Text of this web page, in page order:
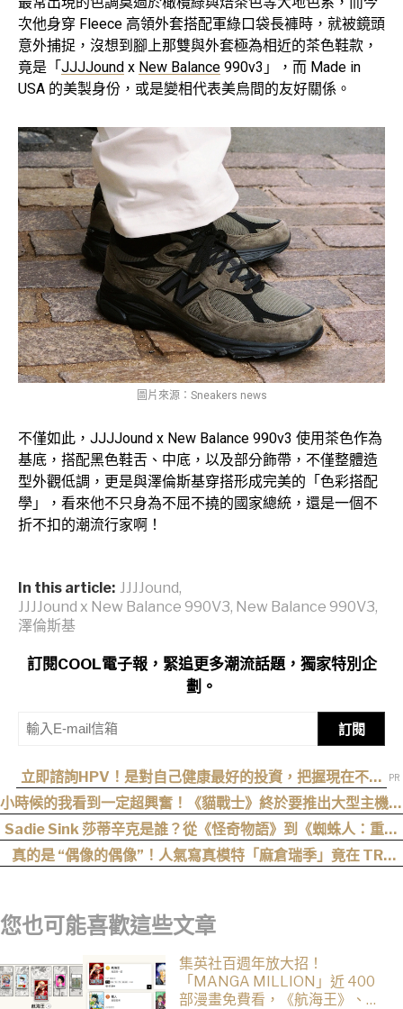
次他身穿 Fleece 高領外套搭配軍綠口袋長褲時，就被鏡頭
意外捕捉，沒想到腳上那雙與外套極為相近的茶色鞋款，
竟是「JJJJound x New Balance 990v3」，而 Made in
USA 的美製身份，或是變相代表美烏間的友好關係。
圖片來源：Sneakers news
不僅如此，JJJJound x New Balance 990v3 使用茶色作為
基底，搭配黑色鞋舌、中底，以及部分飾帶，不僅整體造
型外觀低調，更是與澤倫斯基穿搭形成完美的「色彩搭配
學」，看來他不只身為不屈不撓的國家總統，還是一個不
折不扣的潮流行家啊！
In this article: JJJJound,
JJJJound x New Balance 990V3, New Balance 990V3,
澤倫斯基
訂閱COOL電子報，緊追更多潮流話題，獨家特別企
劃。
訂閱
立即諮詢HPV！是對自己健康最好的投資，把握現在不嫌
晚！
小時候的我看到一定超興奮！《貓戰士》終於要推出大型主機遊
戲！《Warrior Cats: Clans of the Forest》今年秋季登場，
自創貓咪加入四大部族冒險
Sadie Sink 莎蒂辛克是誰？從《怪奇物語》到《蜘蛛人：重生
日》，10 年長成好萊塢新生代女星
真的是 “偶像的偶像”！人氣寫真模特「麻倉瑞季」竟在 TRE
您也可能喜歡這些文章
集英社百週年放大招！
「MANGA MILLION」近 400
部漫畫免費看，《航海王》、